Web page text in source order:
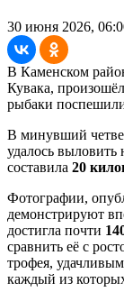
30 июня 2026,
В Каменском
Кувака,
рыбаки
В минувший
удалось
составила 20
Фотографии,
демонстрируют
достигла почти
сравнить её с
трофея,
каждый из